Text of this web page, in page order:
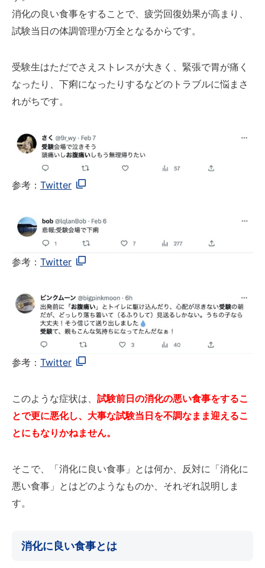
消化の良い食事をすることで、疲労回復効果が高まり、
試験当日の体調管理が万全となるからです。
受験生はただでさえストレスが大きく、緊張で胃が痛く
なったり、下痢になったりするなどのトラブルに悩まさ
れがちです。
参考： Twitter
参考： Twitter
参考： Twitter
このような症状は、 試験前日の消化の悪い食事をするこ
とで更に悪化し、大事な試験当日を不調なまま迎えるこ
とにもなりかねません。
そこで、「消化に良い食事」とは何か、反対に「消化に
悪い食事」とはどのようなものか、それぞれ説明しま
す。
消化に良い食事とは